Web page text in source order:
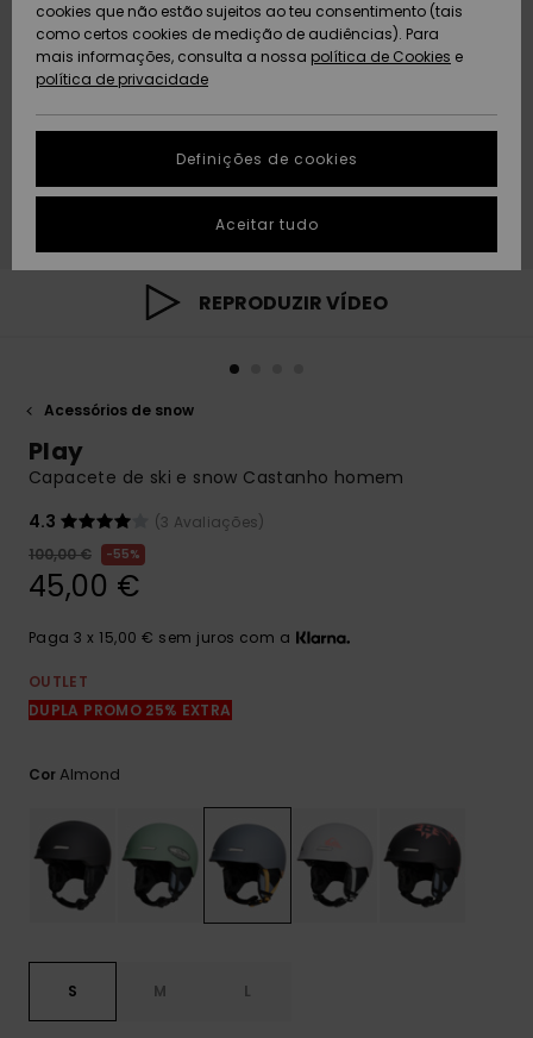
Artigos
recém-
chegados
Coleções
Artigos
recém-
chegados
Highlights
Community
AJUDA
Protecção de
dados
Guia de
tamanhos
conversa para
obteres a
resposta mais
rápida à tua
pergunta.
Iniciar uma
conversa
perguntas
frequentes e o
Consultar
SUSTAINABILITY
PRESENTE
REPRODUZIR VÍDEO
Acessórios de snow
Play
Capacete de ski e snow Castanho homem
4.3
(3 Avaliações)
100,00 €
55%
45,00 €
Paga 3 x 15,00 € sem juros com a
OUTLET
DUPLA PROMO 25% EXTRA
CorAlmond
S M L
cookies que não estão sujeitos ao teu consentimento (tais
como certos cookies de medição de audiências). Para
mais informações, consulta a nossa política de Cookies e
política de privacidade
Definições de cookies
Aceitar tudo